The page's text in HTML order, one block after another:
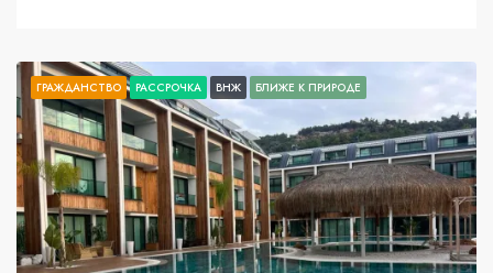
ГРАЖДАНСТВО РАССРОЧКА ВНЖ БЛИЖЕ К ПРИРОДЕ